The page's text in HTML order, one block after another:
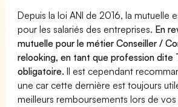
Depuis la loi ANI de 2016, la mutuelle
pour les salariés des entreprises. En
mutuelle pour le métier Conseiller /
relooking, en tant que profession dite
obligatoire.Il est cependant
une car cette dernière est toujours
meilleurs remboursements lors de